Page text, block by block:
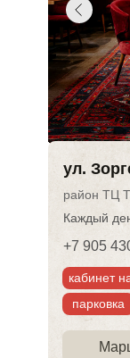
ул.
район ТЦ
Каждый
+7 905
кабинет
парковка